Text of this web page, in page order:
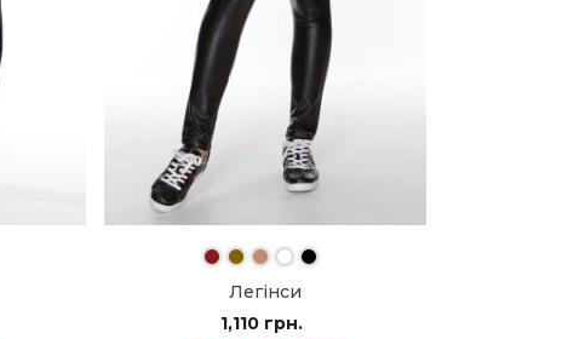
Легінси
1,110 грн.